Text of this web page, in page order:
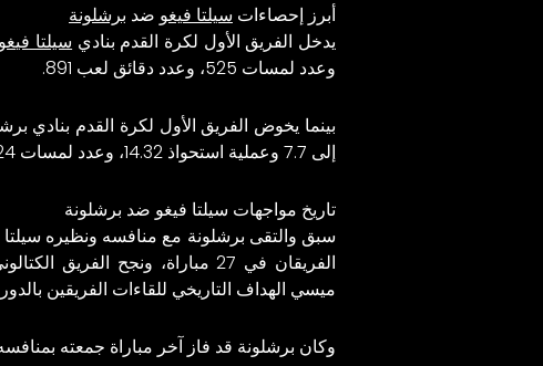
أبرز إحصاءات سيلتا فيغو ضد برشلونة
يدخل الفريق الأول لكرة القدم بنادي سيلتا فيغو
وعدد لمسات 525، وعدد دقائق لعب 891.
بينما يخوض الفريق الأول لكرة القدم بنادي
إلى 7.7 وعملية استحواذ 14.32، وعدد لمسات 424، وعدد دقائق لعب 1075.
تاريخ مواجهات سيلتا فيغو ضد برشلونة
ميسي الهداف التاريخي للقاءات الفريقين بالدوري
وكان برشلونة قد فاز آخر مباراة جمعته